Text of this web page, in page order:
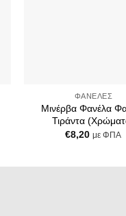
ΦΑΝΈΛΕΣ
Μινέρβα Φανέλα
Τιράντα
€8,20 με ΦΠΑ